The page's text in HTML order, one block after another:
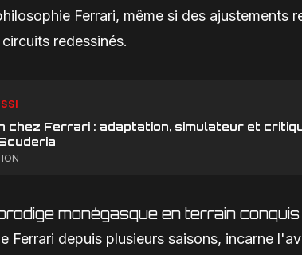
Ferrari, même si des ajustements
redessinés.
chez Ferrari : adaptation, simulateur et
monégasque en terrain conquis
Ferrari depuis plusieurs saisons, incarne